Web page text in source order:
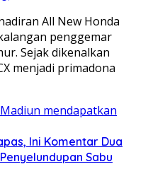
All New Honda
penggemar
Sejak dikenalkan
menjadi primadona
Ini Komentar Dua
Sabu